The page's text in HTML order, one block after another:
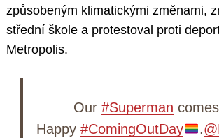
způsobeným klimatickými změnami,
střední škole a protestoval proti
Metropolis.
Our #Superman
Happy#ComingOutDay .